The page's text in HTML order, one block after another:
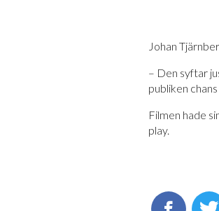
Johan
– Den syftar
publiken
Filmen hade
play.